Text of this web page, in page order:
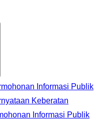
Informasi Publik
Keberatan
Informasi Publik